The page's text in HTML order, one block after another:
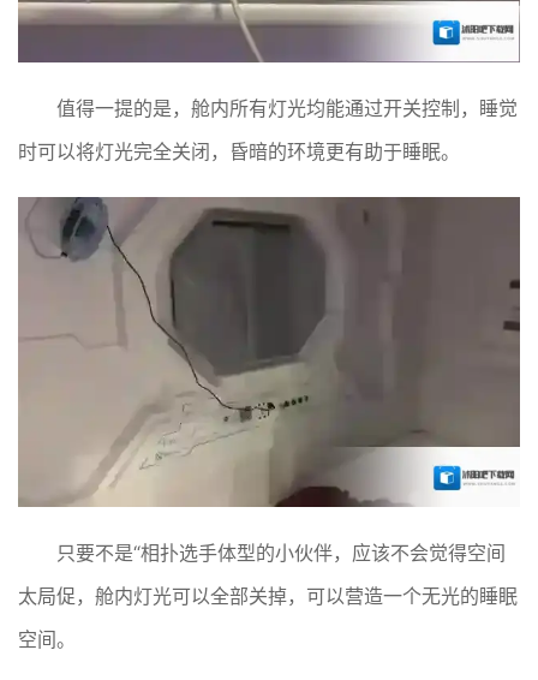
值得一提的是，舱内所有灯光均能通过开关控制，睡觉
时可以将灯光完全关闭，昏暗的环境更有助于睡眠。
只要不是“相扑选手体型的小伙伴，应该不会觉得空间
太局促，舱内灯光可以全部关掉，可以营造一个无光的睡眠
空间。